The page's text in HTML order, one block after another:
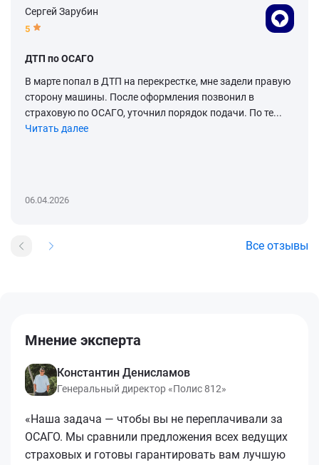
Сергей Зарубин
5
ДТП по ОСАГО
В марте попал в ДТП на перекрестке, мне задели правую
сторону машины. После оформления позвонил в
страховую по ОСАГО, уточнил порядок подачи. По те...
Читать далее
06.04.2026
Все отзывы
Мнение эксперта
Константин Денисламов
Генеральный директор «Полис 812»
«Наша задача — чтобы вы не переплачивали за
ОСАГО. Мы сравнили предложения всех ведущих
страховых и готовы гарантировать вам лучшую